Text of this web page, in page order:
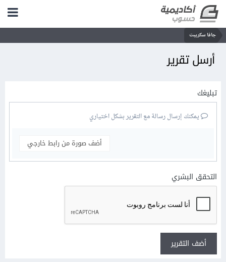
جافا سكريبت
أرسل تقرير
تبليغك
يمكنك إرسال رسالة مع التقرير بشكل اختياري
أضف صورة من رابط خارجي
التحقق البشري
أضف التقرير